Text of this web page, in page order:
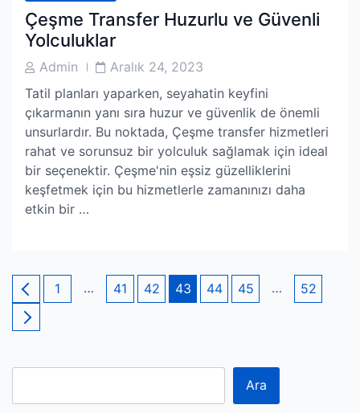
Çeşme Transfer Huzurlu ve Güvenli
Yolculuklar
PostAdmin
PostAralık 24, 2023
Tatil planları yaparken, seyahatin keyfini
çıkarmanın yanı sıra huzur ve güvenlik de önemli
unsurlardır. Bu noktada, Çeşme transfer hizmetleri
rahat ve sorunsuz bir yolculuk sağlamak için ideal
bir seçenektir. Çeşme'nin eşsiz güzelliklerini
keşfetmek için bu hizmetlerle zamanınızı daha
etkin bir …
Yazı
sayfalaması
Page
1 … Page
41 Page
42 Page
43 Page
44 Page
45 … Page
52
Ara